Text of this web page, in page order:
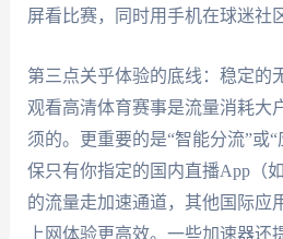
屏看比赛，同时用手机在球迷社
第三点关乎体验的底线：稳定的
观看高清体育赛事是流量消耗大
须的。更重要的是“智能分流”或
保只有你指定的国内直播App（
的流量走加速通道，其他国际应
上网体验更高效。一些加速器还